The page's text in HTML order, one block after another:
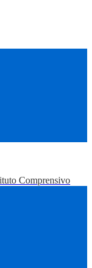
Comprensivo